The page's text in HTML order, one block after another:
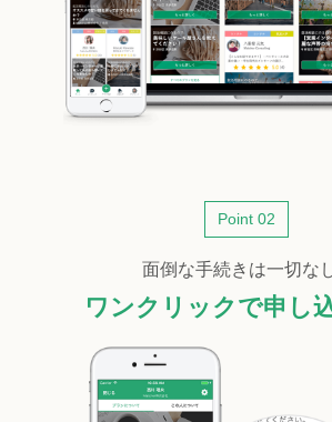
Point 02
面倒な手続きは一切な
ワンクリックで申し